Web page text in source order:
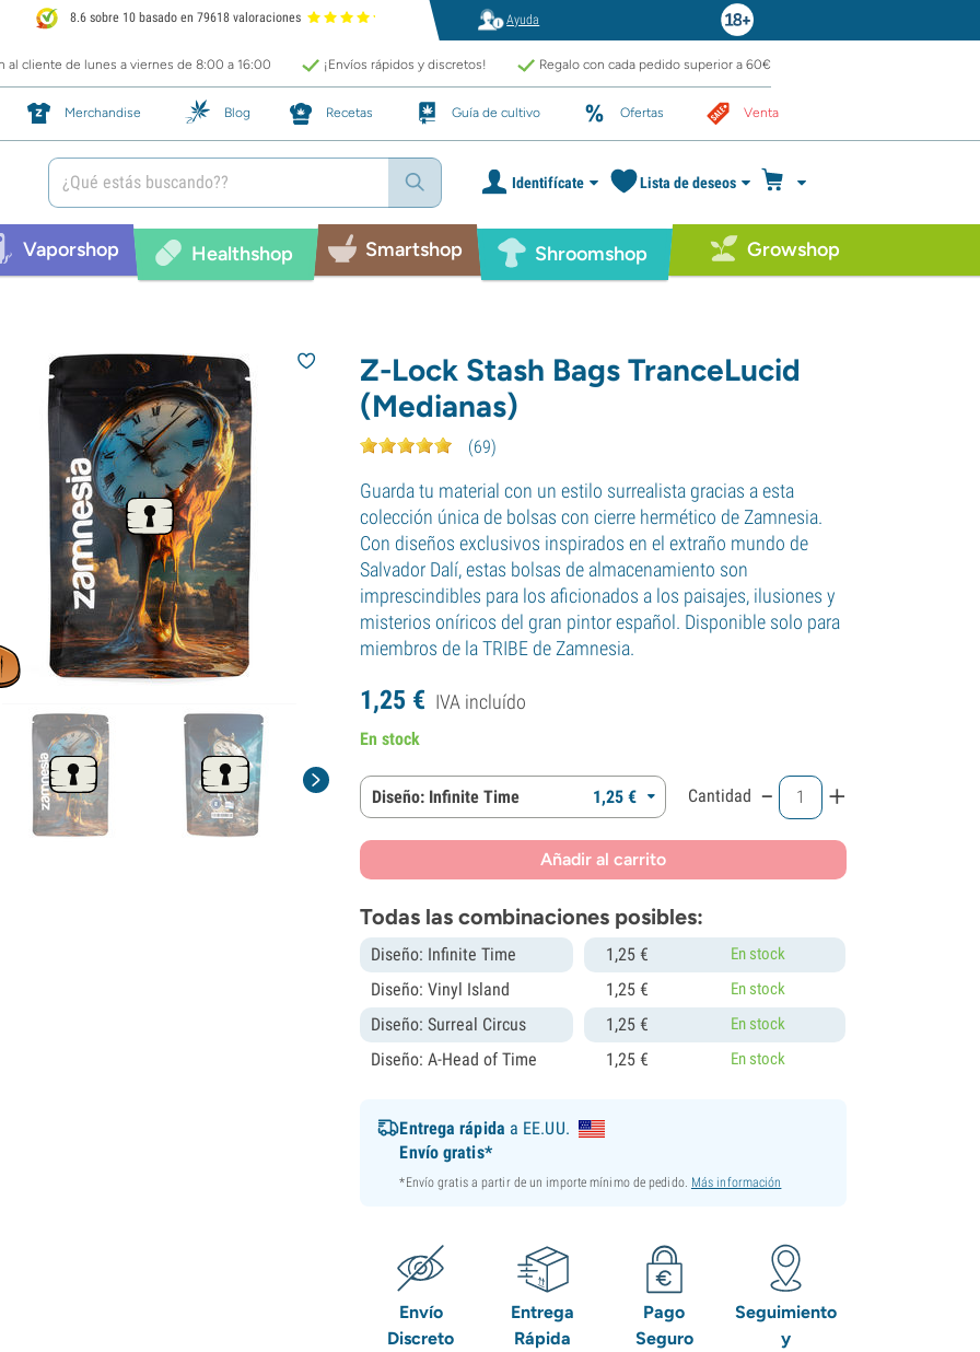
8.6 sobre 10 basado en 79618 valoraciones Ayuda
al cliente de lunes a viernes de 8:00 a 16:00 ¡Envíos rápidos y discretos! Regalo con cada pedido superior a 60€
Merchandise Blog Recetas Guía de cultivo Ofertas Venta
Identifícate Lista de deseos
Vaporshop Healthshop Smartshop Shroomshop Growshop
Z-Lock Stash Bags TranceLucid
(Medianas)
(69)
Guarda tu material con un estilo surrealista gracias a esta
colección única de bolsas con cierre hermético de Zamnesia.
Con diseños exclusivos inspirados en el extraño mundo de
Salvador Dalí, estas bolsas de almacenamiento son
imprescindibles para los aficionados a los paisajes, ilusiones y
misterios oníricos del gran pintor español. Disponible solo para
miembros de la TRIBE de Zamnesia.
1,25 € IVA incluído
En stock
Diseño: Infinite Time 1,25 € Cantidad - +
Añadir al carrito
Todas las combinaciones posibles:
Diseño: Infinite Time 1,25 € En stock
Diseño: Vinyl Island 1,25 € En stock
Diseño: Surreal Circus 1,25 € En stock
Diseño: A-Head of Time 1,25 € En stock
Entrega rápida a EE.UU.
Envío gratis*
*Envío gratis a partir de un importe mínimo de pedido. Más información
Envío
Discreto
Entrega
Rápida
Pago
Seguro
Seguimiento
y